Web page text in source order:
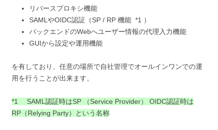
リバースプロキシ機能
SAMLやOIDC認証（SP / RP 機能 *1 ）
バックエンドのWebへユーザー情報の代理入力機能
GUIから設定や運用機能
を有しており、任意の場所で自社管理でオールインワンでの運
用を行うことが出来ます。
*1 SAML認証時はSP （Service Provider） OIDC認証時は
RP（Relying Party）という名称